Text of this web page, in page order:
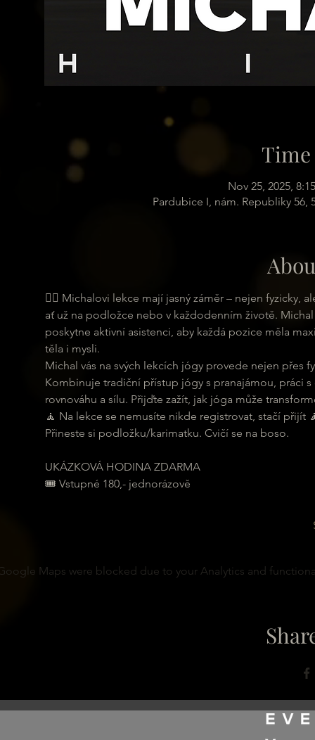
Nov 25, 2025,
Pardubice I, nám. Republiky 56,
🧘‍♀ Michalovi lekce mají jasný záměr – nejen
ať už na podložce nebo v každodenním životě.
poskytne aktivní asistenci, aby každá pozice měla
těla i mysli.
Michal vás na svých lekcích jógy provede nejen
Kombinuje tradiční přístup jógy s pranajámou, práci
rovnováhu a sílu. Přijďte zažít, jak jóga může
🧘 Na lekce se nemusíte nikde registrovat, stačí přijít
Přineste si podložku/karimatku. Cvičí se na boso.
UKÁZKOVÁ HODINA ZDARMA
🎟 Vstupné 180,- jednorázově
Maps were blocked due to your Analytics and